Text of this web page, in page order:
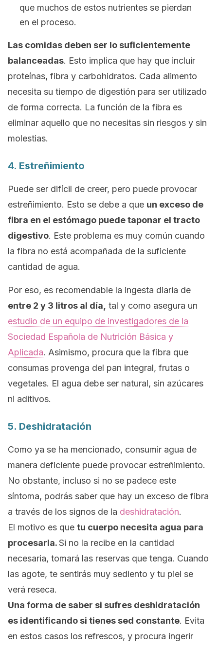
que muchos de estos nutrientes se pierdan
en el proceso.
Las comidas deben ser lo suficientemente
balanceadas. Esto implica que hay que incluir
proteínas, fibra y carbohidratos. Cada alimento
necesita su tiempo de digestión para ser utilizado
de forma correcta. La función de la fibra es
eliminar aquello que no necesitas sin riesgos y sin
molestias.
4. Estreñimiento
Puede ser difícil de creer, pero puede provocar
estreñimiento. Esto se debe a que un exceso de
fibra en el estómago puede taponar el tracto
digestivo. Este problema es muy común cuando
la fibra no está acompañada de la suficiente
cantidad de agua.
Por eso, es recomendable la ingesta diaria de
entre 2 y 3 litros al día, tal y como asegura un
estudio de un equipo de investigadores de la
Sociedad Española de Nutrición Básica y
Aplicada. Asimismo, procura que la fibra que
consumas provenga del pan integral, frutas o
vegetales. El agua debe ser natural, sin azúcares
ni aditivos.
5. Deshidratación
Como ya se ha mencionado, consumir agua de
manera deficiente puede provocar estreñimiento.
No obstante, incluso si no se padece este
síntoma, podrás saber que hay un exceso de fibra
a través de los signos de la deshidratación.
El motivo es que tu cuerpo necesita agua para
procesarla.Si no la recibe en la cantidad
necesaria, tomará las reservas que tenga. Cuando
las agote, te sentirás muy sediento y tu piel se
verá reseca.
Una forma de saber si sufres deshidratación
es identificando si tienes sed constante. Evita
en estos casos los refrescos, y procura ingerir